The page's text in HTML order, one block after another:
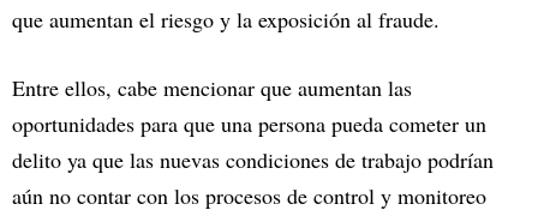
que aumentan el riesgo y la exposición al fraude.
Entre ellos, cabe mencionar que aumentan las
oportunidades para que una persona pueda cometer un
delito ya que las nuevas condiciones de trabajo podrían
aún no contar con los procesos de control y monitoreo